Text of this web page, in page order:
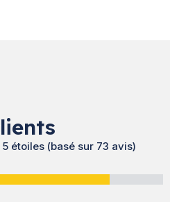
étoiles (basé sur 73 avis)